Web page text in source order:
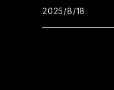
2025/8/18